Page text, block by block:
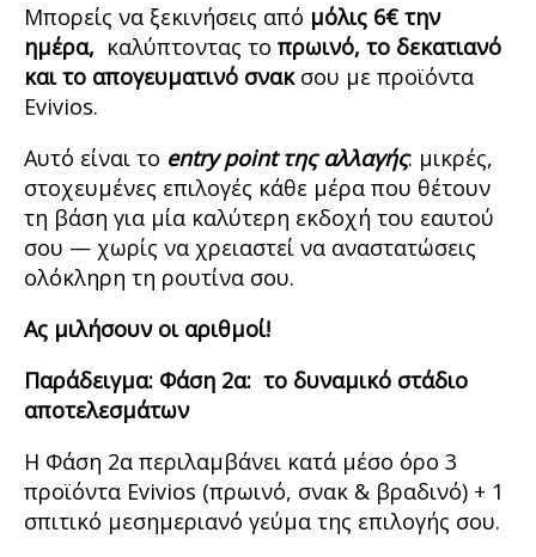
Μπορείς να ξεκινήσεις από μόλις 6€ την
ημέρα, καλύπτοντας το πρωινό, το δεκατιανό
και το απογευματινό σνακσου με προϊόντα
Evivios.
Αυτό είναι το entry pointτης αλλαγής: μικρές,
στοχευμένες επιλογές κάθε μέρα που θέτουν
τη βάση για μία καλύτερη εκδοχή του εαυτού
σου — χωρίς να χρειαστεί να αναστατώσεις
ολόκληρη τη ρουτίνα σου.
Ας μιλήσουν οι αριθμοί!
Παράδειγμα: Φάση 2α: το δυναμικό στάδιο
αποτελεσμάτων
Η Φάση 2α περιλαμβάνει κατά μέσο όρο 3
προϊόντα Evivios (πρωινό, σνακ & βραδινό) + 1
σπιτικό μεσημεριανό γεύμα της επιλογής σου.